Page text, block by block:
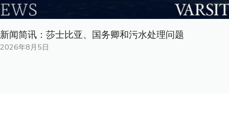
新闻简讯：莎士比亚、国务卿和污水处理问题
2026年8月5日